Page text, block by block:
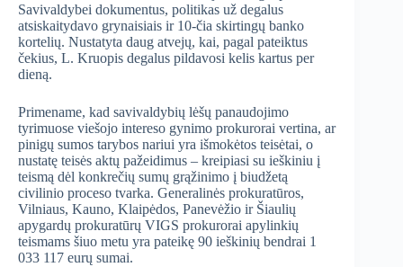
Savivaldybei dokumentus, politikas už degalus
atsiskaitydavo grynaisiais ir 10-čia skirtingų banko
kortelių. Nustatyta daug atvejų, kai, pagal pateiktus
čekius, L. Kruopis degalus pildavosi kelis kartus per
dieną.
Primename, kad savivaldybių lėšų panaudojimo
tyrimuose viešojo intereso gynimo prokurorai vertina, ar
pinigų sumos tarybos nariui yra išmokėtos teisėtai, o
nustatę teisės aktų pažeidimus – kreipiasi su ieškiniu į
teismą dėl konkrečių sumų grąžinimo į biudžetą
civilinio proceso tvarka. Generalinės prokuratūros,
Vilniaus, Kauno, Klaipėdos, Panevėžio ir Šiaulių
apygardų prokuratūrų VIGS prokurorai apylinkių
teismams šiuo metu yra pateikę 90 ieškinių bendrai 1
033 117 eurų sumai.